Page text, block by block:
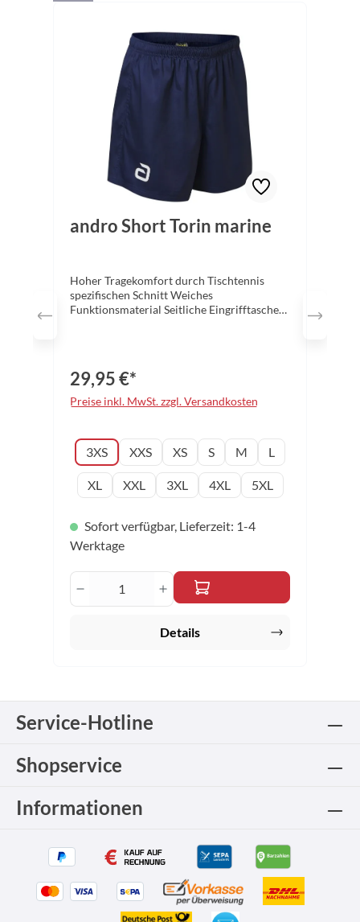
andro Short Torin marine
Hoher Tragekomfort durch Tischtennis
spezifischen Schnitt Weiches
Funktionsmaterial Seitliche Eingrifftaschen
29,95 €*
Preise inkl. MwSt. zzgl. Versandkosten
Konfektionsgrößeauswählen
3XS XXS XS S M L
XL XXL 3XL 4XL 5XL
Sofort verfügbar, Lieferzeit: 1-4
Werktage
Produkt Anzahl: Gib den
Details
Service-Hotline
Shopservice
Informationen